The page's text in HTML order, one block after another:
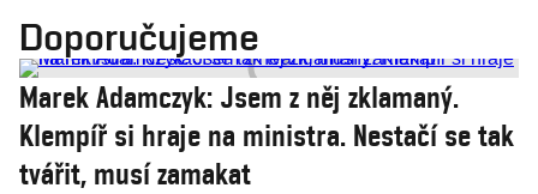
Doporučujeme
Marek Adamczyk: Jsem z něj zklamaný.
Klempíř si hraje na ministra. Nestačí se tak
tvářit, musí zamakat